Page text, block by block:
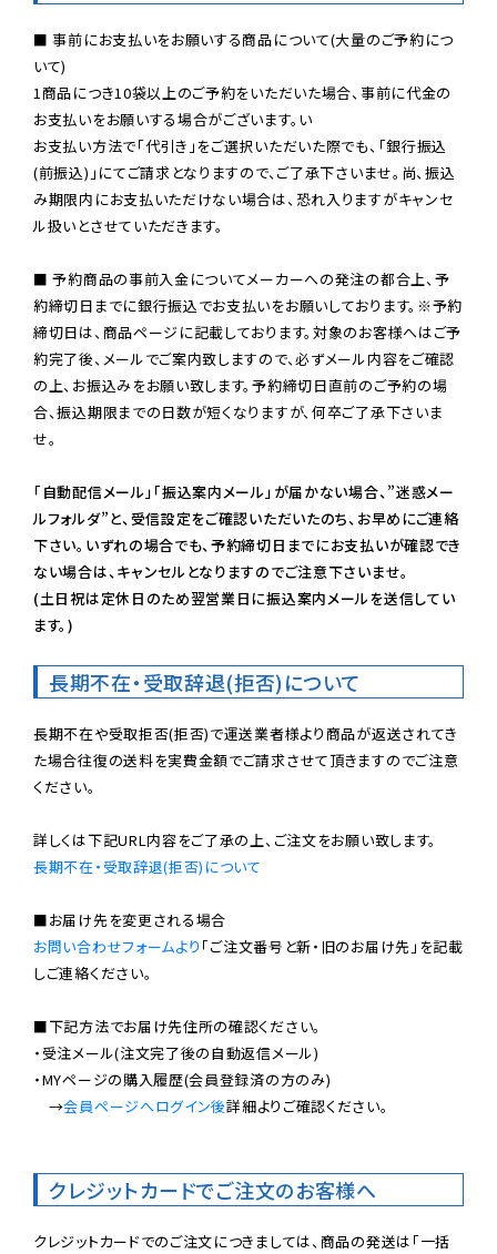
■ 事前にお支払いをお願いする商品について(大量のご予約につ
いて)
1商品につき10袋以上のご予約をいただいた場合、事前に代金の
お支払いをお願いする場合がございます。い
お支払い方法で「代引き」をご選択いただいた際でも、「銀行振込
(前振込)」にてご請求となりますので、ご了承下さいませ。尚、振込
み期限内にお支払いただけない場合は、恐れ入りますがキャンセ
ル扱いとさせていただきます。
■ 予約商品の事前入金についてメーカーへの発注の都合上、予
約締切日までに銀行振込でお支払いをお願いしております。※予約
締切日は、商品ページに記載しております。対象のお客様へはご予
約完了後、メールでご案内致しますので、必ずメール内容をご確認
の上、お振込みをお願い致します。予約締切日直前のご予約の場
合、振込期限までの日数が短くなりますが、何卒ご了承下さいま
せ。
「自動配信メール」「振込案内メール」が届かない場合、”迷惑メー
ルフォルダ”と、受信設定をご確認いただいたのち、お早めにご連絡
下さい。いずれの場合でも、予約締切日までにお支払いが確認でき
ない場合は、キャンセルとなりますのでご注意下さいませ。
(土日祝は定休日のため翌営業日に振込案内メールを送信してい
ます。)
長期不在・受取辞退(拒否)について
長期不在や受取拒否(拒否)で運送業者様より商品が返送されてき
た場合往復の送料を実費金額でご請求させて頂きますのでご注意
ください。
長期不在・受取辞退(拒否)について
お問い合わせフォームより 「ご注文番号と新・旧のお届け先」を記載
しご連絡ください。
■下記方法でお届け先住所の確認ください。
・受注メール(注文完了後の自動返信メール)
・MYページの購入履歴(会員登録済の方のみ)
→会員ページへログイン後詳細よりご確認ください。
クレジットカードでご注文のお客様へ
クレジットカードでのご注文につきましては、商品の発送は「一括